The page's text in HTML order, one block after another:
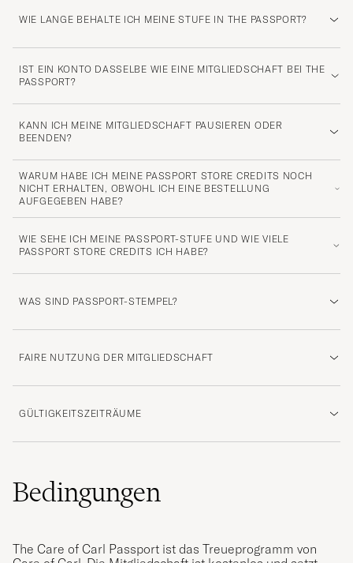
WIE LANGE BEHALTE ICH MEINE STUFE IN THE PASSPORT?
IST EIN KONTO DASSELBE WIE EINE MITGLIEDSCHAFT BEI THE
PASSPORT?
KANN ICH MEINE MITGLIEDSCHAFT PAUSIEREN ODER
BEENDEN?
WARUM HABE ICH MEINE PASSPORT STORE CREDITS NOCH
NICHT ERHALTEN, OBWOHL ICH EINE BESTELLUNG
AUFGEGEBEN HABE?
WIE SEHE ICH MEINE PASSPORT-STUFE UND WIE VIELE
PASSPORT STORE CREDITS ICH HABE?
WAS SIND PASSPORT-STEMPEL?
FAIRE NUTZUNG DER MITGLIEDSCHAFT
GÜLTIGKEITSZEITRÄUME
Bedingungen
The Care of Carl Passport ist das Treueprogramm von